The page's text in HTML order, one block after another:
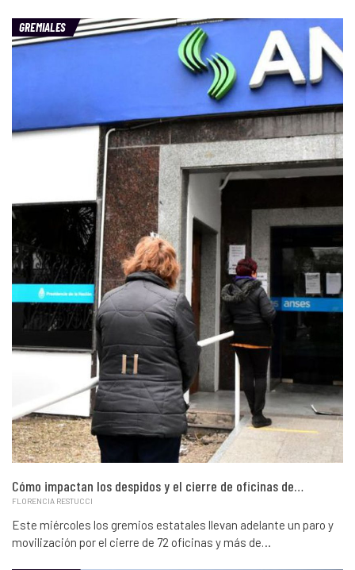
GREMIALES
Cómo impactan los despidos y el cierre de oficinas de…
FLORENCIA RESTUCCI
Este miércoles los gremios estatales llevan adelante un paro y
movilización por el cierre de 72 oficinas y más de…